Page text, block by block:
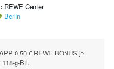
REWE Center
Berlin
0,50 € REWE BONUS je
118-g-Btl.